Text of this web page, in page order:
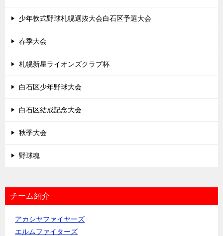
少年軟式野球札幌選抜大会白石区予選大会
春季大会
札幌新星ライオンズクラブ杯
白石区少年野球大会
白石区結成記念大会
秋季大会
野球魂
チーム紹介
アカシヤファイヤーズ
エルムファイターズ